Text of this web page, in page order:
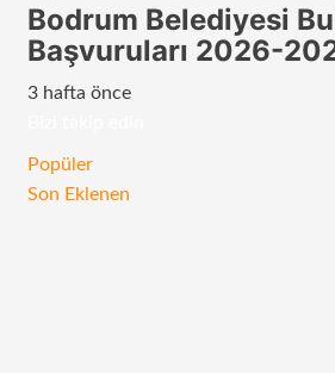
Bodrum Belediyesi
Başvuruları 2026-
3 hafta önce
Popüler
Son Eklenen